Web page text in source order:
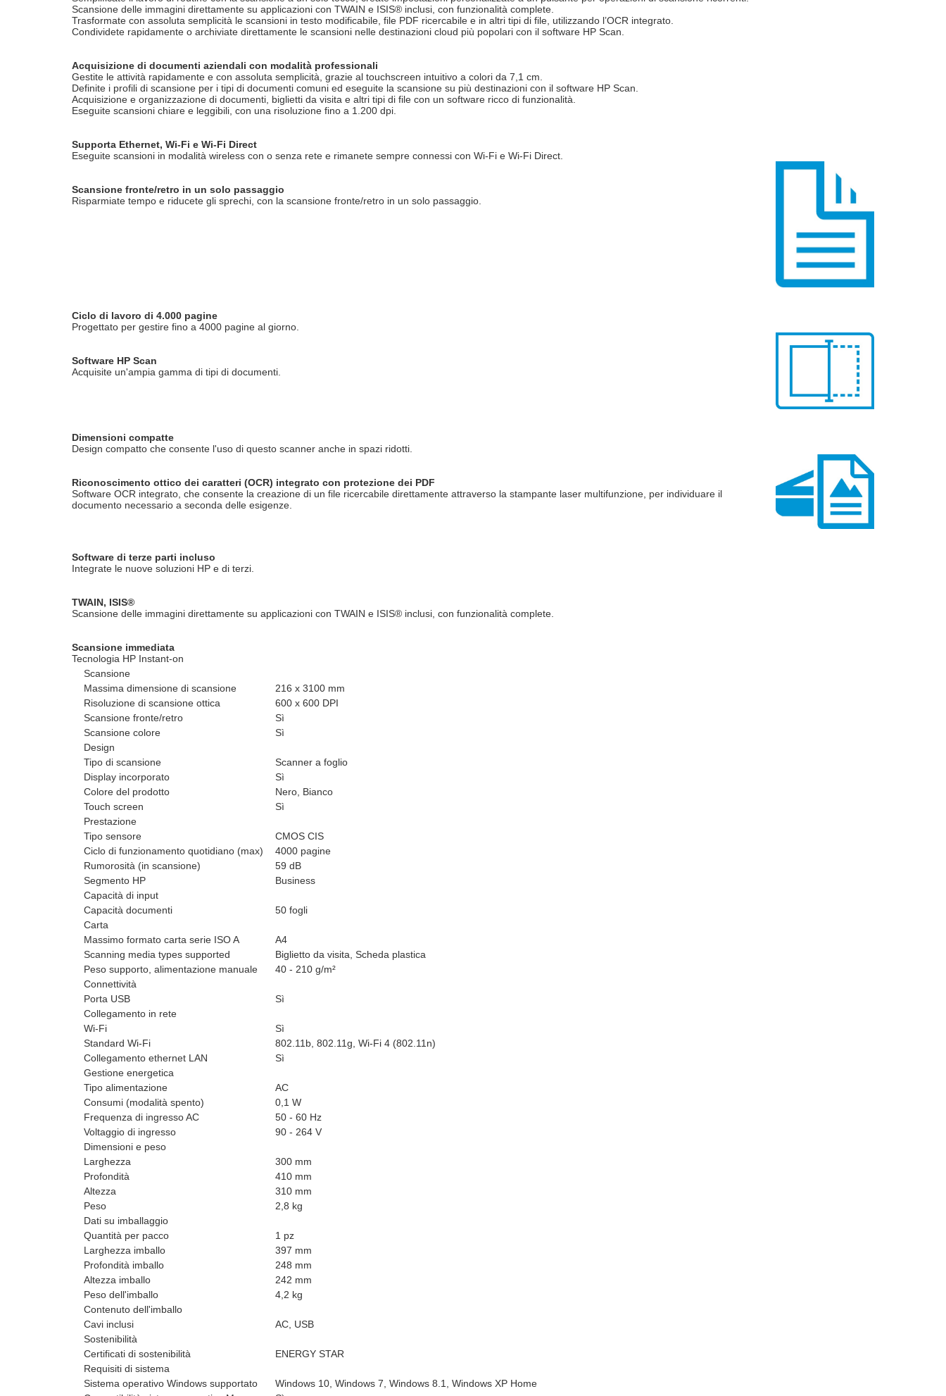
Scansione delle immagini direttamente su applicazioni con TWAIN e ISIS® inclusi, con funzionalità complete.
Trasformate con assoluta semplicità le scansioni in testo modificabile, file PDF ricercabile e in altri tipi di file, utilizzando l’OCR integrato.
Condividete rapidamente o archiviate direttamente le scansioni nelle destinazioni cloud più popolari con il software HP Scan.
Acquisizione di documenti aziendali con modalità professionali
Gestite le attività rapidamente e con assoluta semplicità, grazie al touchscreen intuitivo a colori da 7,1 cm.
Definite i profili di scansione per i tipi di documenti comuni ed eseguite la scansione su più destinazioni con il software HP Scan.
Acquisizione e organizzazione di documenti, biglietti da visita e altri tipi di file con un software ricco di funzionalità.
Eseguite scansioni chiare e leggibili, con una risoluzione fino a 1.200 dpi.
Supporta Ethernet, Wi-Fi e Wi-Fi Direct
Eseguite scansioni in modalità wireless con o senza rete e rimanete sempre connessi con Wi-Fi e Wi-Fi Direct.
Scansione fronte/retro in un solo passaggio
Risparmiate tempo e riducete gli sprechi, con la scansione fronte/retro in un solo passaggio.
Ciclo di lavoro di 4.000 pagine
Progettato per gestire fino a 4000 pagine al giorno.
Software HP Scan
Acquisite un'ampia gamma di tipi di documenti.
Dimensioni compatte
Design compatto che consente l'uso di questo scanner anche in spazi ridotti.
Riconoscimento ottico dei caratteri (OCR) integrato con protezione dei PDF
Software OCR integrato, che consente la creazione di un file ricercabile direttamente attraverso la stampante laser multifunzione, per individuare il
documento necessario a seconda delle esigenze.
Software di terze parti incluso
Integrate le nuove soluzioni HP e di terzi.
TWAIN, ISIS®
Scansione delle immagini direttamente su applicazioni con TWAIN e ISIS® inclusi, con funzionalità complete.
Scansione immediata
Tecnologia HP Instant-on
Scansione
Massima dimensione di scansione
216 x 3100 mm
Risoluzione di scansione ottica
600 x 600 DPI
Scansione fronte/retro
Sì
Scansione colore
Sì
Design
Tipo di scansione
Scanner a foglio
Display incorporato
Sì
Colore del prodotto
Nero, Bianco
Touch screen
Sì
Prestazione
Tipo sensore
CMOS CIS
Ciclo di funzionamento quotidiano (max)
4000 pagine
Rumorosità (in scansione)
59 dB
Segmento HP
Business
Capacità di input
Capacità documenti
50 fogli
Carta
Massimo formato carta serie ISO A
A4
Scanning media types supported
Biglietto da visita, Scheda plastica
Peso supporto, alimentazione manuale
40 - 210 g/m²
Connettività
Porta USB
Sì
Collegamento in rete
Wi-Fi
Sì
Standard Wi-Fi
802.11b, 802.11g, Wi-Fi 4 (802.11n)
Collegamento ethernet LAN
Sì
Gestione energetica
Tipo alimentazione
AC
Consumi (modalità spento)
0,1 W
Frequenza di ingresso AC
50 - 60 Hz
Voltaggio di ingresso
90 - 264 V
Dimensioni e peso
Larghezza
300 mm
Profondità
410 mm
Altezza
310 mm
Peso
2,8 kg
Dati su imballaggio
Quantità per pacco
1 pz
Larghezza imballo
397 mm
Profondità imballo
248 mm
Altezza imballo
242 mm
Peso dell'imballo
4,2 kg
Contenuto dell'imballo
Cavi inclusi
AC, USB
Sostenibilità
Certificati di sostenibilità
ENERGY STAR
Requisiti di sistema
Sistema operativo Windows supportato
Windows 10, Windows 7, Windows 8.1, Windows XP Home